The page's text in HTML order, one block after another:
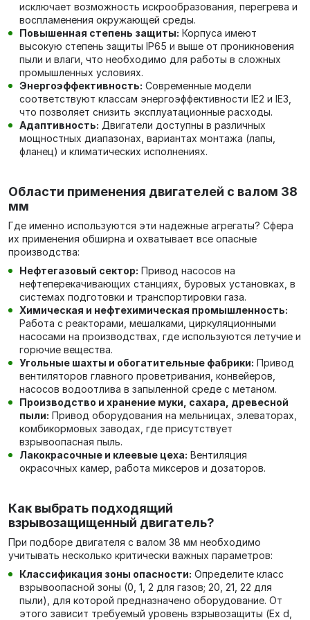
исключает возможность искрообразования, перегрева и
воспламенения окружающей среды.
Повышенная степень защиты: Корпуса имеют
высокую степень защиты IP65 и выше от проникновения
пыли и влаги, что необходимо для работы в сложных
промышленных условиях.
Энергоэффективность: Современные модели
соответствуют классам энергоэффективности IE2 и IE3,
что позволяет снизить эксплуатационные расходы.
Адаптивность: Двигатели доступны в различных
мощностных диапазонах, вариантах монтажа (лапы,
фланец) и климатических исполнениях.
Области применения двигателей с валом 38
мм
Где именно используются эти надежные агрегаты? Сфера
их применения обширна и охватывает все опасные
производства:
Нефтегазовый сектор: Привод насосов на
нефтеперекачивающих станциях, буровых установках, в
системах подготовки и транспортировки газа.
Химическая и нефтехимическая промышленность:
Работа с реакторами, мешалками, циркуляционными
насосами на производствах, где используются летучие и
горючие вещества.
Угольные шахты и обогатительные фабрики: Привод
вентиляторов главного проветривания, конвейеров,
насосов водоотлива в запыленной среде с метаном.
Производство и хранение муки, сахара, древесной
пыли: Привод оборудования на мельницах, элеваторах,
комбикормовых заводах, где присутствует
взрывоопасная пыль.
Лакокрасочные и клеевые цеха: Вентиляция
окрасочных камер, работа миксеров и дозаторов.
Как выбрать подходящий
взрывозащищенный двигатель?
При подборе двигателя с валом 38 мм необходимо
учитывать несколько критически важных параметров:
Классификация зоны опасности: Определите класс
взрывоопасной зоны (0, 1, 2 для газов; 20, 21, 22 для
пыли), для которой предназначено оборудование. От
этого зависит требуемый уровень взрывозащиты (Ex d,